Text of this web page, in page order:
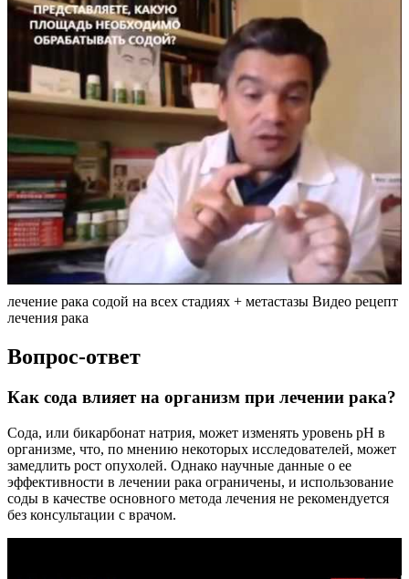
лечение рака содой на всех стадиях + метастазы Видео рецепт
лечения рака
Вопрос-ответ
Как сода влияет на организм при лечении рака?
Сода, или бикарбонат натрия, может изменять уровень pH в
организме, что, по мнению некоторых исследователей, может
замедлить рост опухолей. Однако научные данные о ее
эффективности в лечении рака ограничены, и использование
соды в качестве основного метода лечения не рекомендуется
без консультации с врачом.